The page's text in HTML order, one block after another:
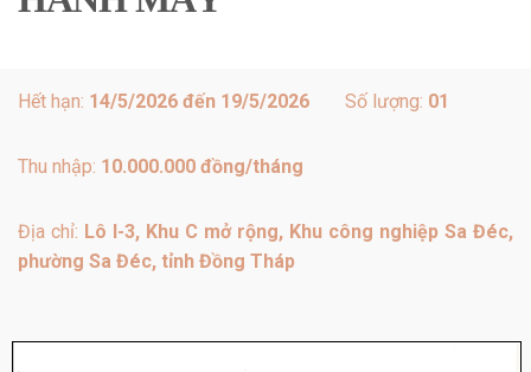
Hết hạn: 14/5/2026 đến 19/5/2026 Số lượng: 01
Thu nhập: 10.000.000 đồng/tháng
Địa chỉ: Lô I-3, Khu C mở rộng, Khu công nghiệp Sa Đéc,
phường Sa Đéc, tỉnh Đồng Tháp